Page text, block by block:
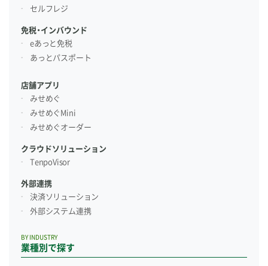
セルフレジ
免税・インバウンド
eあっと免税
あっとパスポート
店舗アプリ
みせめぐ
みせめぐMini
みせめぐオーダー
クラウドソリューション
TenpoVisor
外部連携
決済ソリューション
外部システム連携
業種別で探す
BY INDUSTRY